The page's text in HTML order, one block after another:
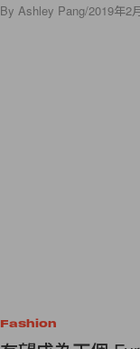
By Ashley Pang/2019年2
Fashion